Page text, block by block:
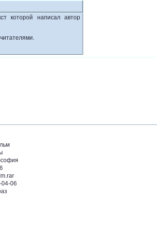
которой написал автор
06